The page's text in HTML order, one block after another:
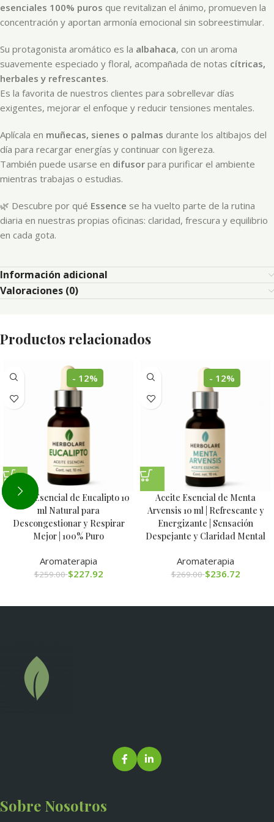
esenciales 100% puros que revitalizan el ánimo, promueven la
concentración y aportan armonía emocional sin sobreestimular.
Su protagonista aromático es la albahaca, con un aroma
suavemente especiado y floral, acompañada de notas cítricas,
herbales y refrescantes.
Es la favorita de nuestros clientes para sobrellevar días
exigentes, mejorar el enfoque y reducir tensiones mentales.
Aplícala en muñecas, sienes o palmas durante los altibajos del
día para recargar energías y continuar con ligereza.
También puede usarse en difusor para purificar el ambiente
mientras trabajas o estudias.
🌿 Descubre por qué Essence se ha vuelto parte de la rutina
diaria en nuestras propias oficinas: claridad, frescura y equilibrio
en cada gota.
Información adicional
Valoraciones (0)
Productos relacionados
- 12%
Aceite Esencial de Eucalipto 10
ml Natural para
Descongestionar y Respirar
Mejor | 100% Puro
Aromaterapia
$259.00 $227.92
- 12%
Aceite Esencial de Menta
Arvensis 10 ml | Refrescante y
Energizante | Sensación
Despejante y Claridad Mental
Aromaterapia
$269.00 $236.72
Sobre Nosotros